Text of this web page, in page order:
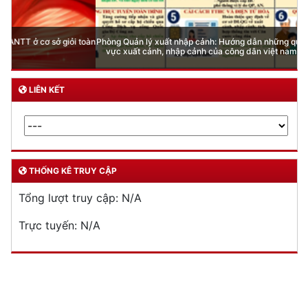
Phòng Quản lý xuất nhập cảnh: Hướng dẫn những quy định mới trong lĩnh
vực xuất cảnh, nhập cảnh của công dân việt nam từ ngày 01/7/2026
LIÊN KẾT
THỐNG KÊ TRUY CẬP
Tổng lượt truy cập: N/A
Trực tuyến: N/A